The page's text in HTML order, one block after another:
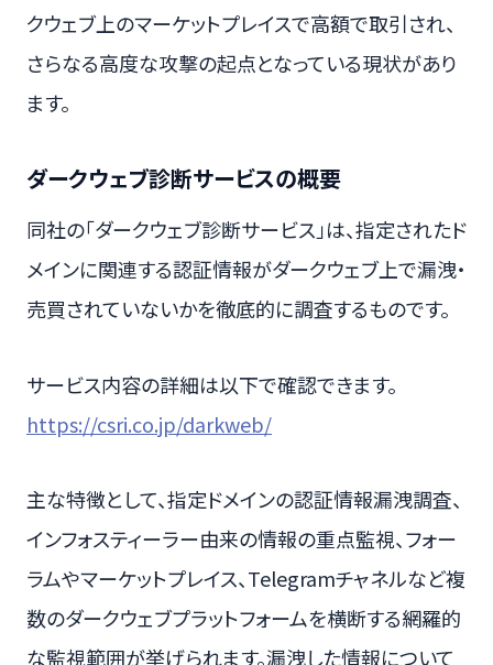
クウェブ上のマーケットプレイスで高額で取引され、
さらなる高度な攻撃の起点となっている現状があり
ます。
ダークウェブ診断サービスの概要
同社の「ダークウェブ診断サービス」は、指定されたド
メインに関連する認証情報がダークウェブ上で漏洩・
売買されていないかを徹底的に調査するものです。
サービス内容の詳細は以下で確認できます。
https://csri.co.jp/darkweb/
主な特徴として、指定ドメインの認証情報漏洩調査、
インフォスティーラー由来の情報の重点監視、フォー
ラムやマーケットプレイス、Telegramチャネルなど複
数のダークウェブプラットフォームを横断する網羅的
な監視範囲が挙げられます。漏洩した情報について